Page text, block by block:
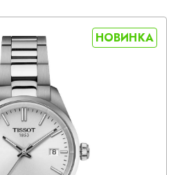
НОВИНКА